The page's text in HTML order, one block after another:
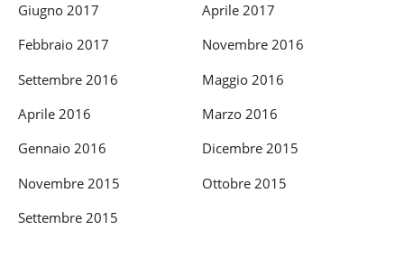
Giugno 2017
Aprile 2017
Febbraio 2017
Novembre 2016
Settembre 2016
Maggio 2016
Aprile 2016
Marzo 2016
Gennaio 2016
Dicembre 2015
Novembre 2015
Ottobre 2015
Settembre 2015